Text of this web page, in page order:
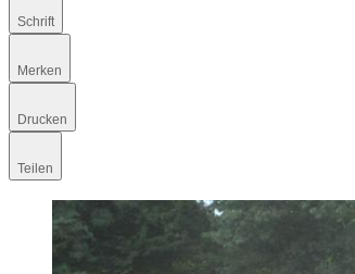
Schrift
Merken
Drucken
Teilen